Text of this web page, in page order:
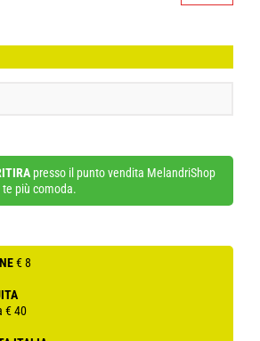
presso il punto vendita MelandriShop
più comoda.
€ 8
€ 40